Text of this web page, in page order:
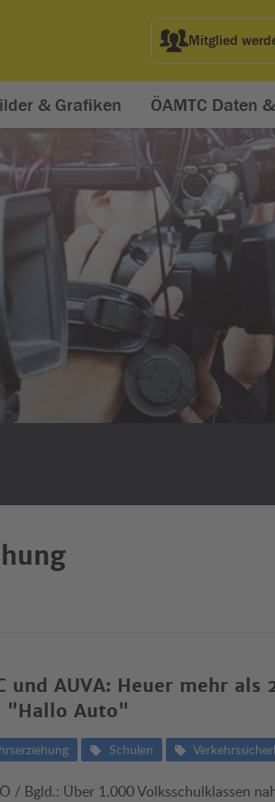
Mitglied
& Grafiken ÖAMTC Daten
und AUVA: Heuer mehr
"Hallo Auto"
Schulen
/ Bgld.: Über 1.000 Volksschulklassen